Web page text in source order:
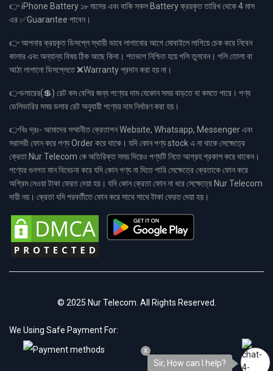
👉 iPhone Battery ১৮ মাসের এবং বাকি সকল Battery ক্রয়কৃত তারিখ থেকে 4 মাস
এর ✅Guarantee পাবেন।
👉 আপনার ক্রয়কৃত ডিসপ্লে স্থায়ী ভাবে লাগানোর আগে মোবাইলে লাগিয়ে চেক করে নিবেন
কালার এবং অন্যান্য বিষয় ঠিক আছে কিনা। শতভাগ নিশ্চিত হয়ে পলি তুলবেন। পলি তোলা বা
আঠা লাগানো ডিসপ্লেতে ❌Warranty প্রদান করা হয় না।
👉ডলারের(💲) রেট কম বেশির জন্য পণ্যের দাম যেকোন সময় বাড়তে বা কমতে পারে। পণ্য
ডেলিভারির সময় ডলার রেট অনুযায়ী পণ্যের দাম নির্ধারণ করা হয়।
👉বিঃ দ্রঃ- আমাদের সম্মানীত ক্রেতাগন Website, Whatsapp, Messenger এবং
সরাসরী ফোন করে পণ্য Order করে থাকে। যদি কোন পণ্য stock এ না থাকে সেক্ষেত্রে
ক্রেতা Nur Telecom কে অতিরিক্ত সময় দিয়েও পণ্যটি নিতে আগ্রহ প্রকাশ করে থাকেন।
পণ্যের গুনগত মান বিবেচনা করে যদি কোন পণ্য না দিতে পারি সেক্ষেত্রে ক্রেতাকে ফোন করে
অগ্রিম নেওয়া টাকা ফেরত দেয়া হয়। যদি কোন ক্রেতা ফোন না ধরে সেক্ষেত্রে Nur Telecom
দায়ী নয়। ক্রেতা যদি পরবর্তীতে ফোন করে সাথে সাথে টাকা ফেরত দেয়া হয়।
© 2025 Nur Telecom. All Rights Reserved.
We Using Safe Payment For:
Sir, How can I help?
x